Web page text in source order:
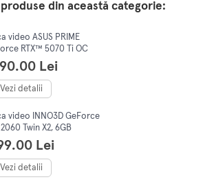
din această categorie:
video ASUS PRIME
RTX™ 5070 Ti OC
16GB GDDR7, 256-bit
Lei
Vezi detalii
video INNO3D GeForce
2060 Twin X2, 6GB
192-bit, LHR
Lei
Vezi detalii